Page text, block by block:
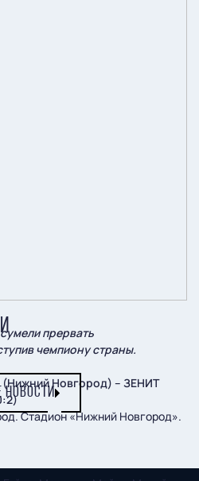
прервать
чемпиону страны.
Новгород) – ЗЕНИТ
Стадион «Нижний Новгород».
НОВОСТИ